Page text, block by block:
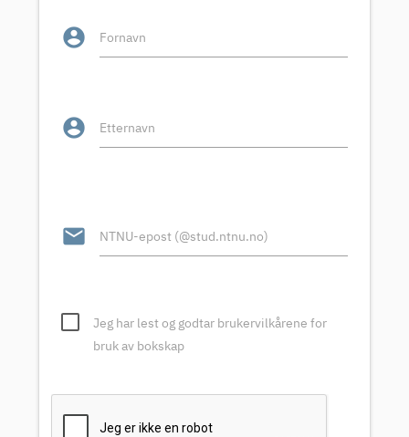
account_circle Fornavn
account_circle Etternavn
email NTNU-epost (@stud.ntnu.no)
Jeg har lest og godtar brukervilkårene for
bruk av bokskap